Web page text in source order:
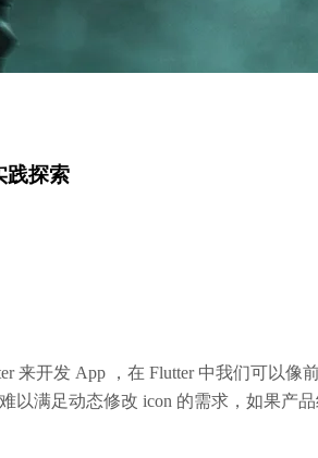
践探索
来开发 App ，在 Flutter 中我们可以
以满足动态修改 icon 的需求，如果产